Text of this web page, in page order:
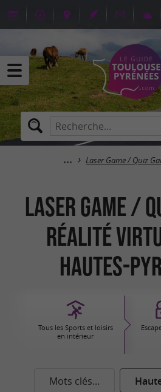
Laser Game / Quiz
Laser Game /
Réalité
Hautes-
Tous les Sports et loisirs
en intérieur
Mots clés...